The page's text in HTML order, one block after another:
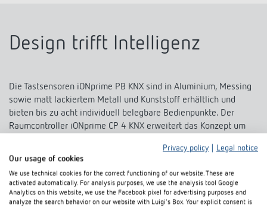
Design trifft Intelligenz
Die Tastsensoren iONprime PB KNX sind in Aluminium, Messing
sowie matt lackiertem Metall und Kunststoff erhältlich und
bieten bis zu acht individuell belegbare Bedienpunkte. Der
Raumcontroller iONprime CP 4 KNX erweitert das Konzept um
er die intuitive Steuerung und Anzeige von bis zu 48 Funktionen,
von Licht und Klima bis zur Szenensteuerung.
„Das Zusammenspiel aus Material, Form und Funktion erzeugt
ein hochwertiges Erlebnis. Optisch, haptisch und technisch“,
Privacy policy
Legal notice
Our usage of cookies
We use technical cookies for the correct functioning of our website. These are
activated automatically. For analysis purposes, we use the analysis tool Google
Analytics on this website, we use the Facebook pixel for advertising purposes and
analyze the search behavior on our website with Luigi's Box. Your explicit consent is